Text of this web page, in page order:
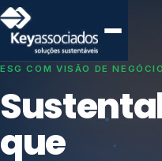
SISTEMAS DE GESTÃO
protege